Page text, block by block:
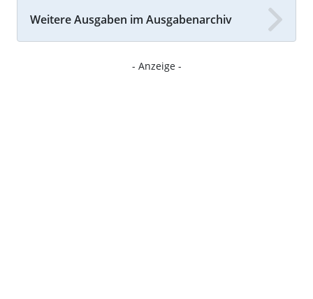
Weitere Ausgaben im Ausgabenarchiv
- Anzeige -